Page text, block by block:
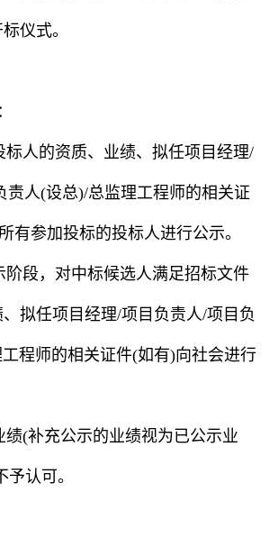
仪式。
标人的资质、业绩、拟任项目经理/
责人(设总)/总监理工程师的相关证
有参加投标的投标人进行公示。
阶段，对中标候选人满足招标文件
拟任项目经理/项目负责人/项目负
程师的相关证件(如有)向社会进行
绩(补充公示的业绩视为已公示业
认可。